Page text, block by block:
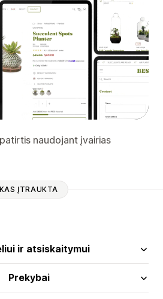
naudojant įvairias
KAS ĮTRAUKTA
ir atsiskaitymui
Prekybai